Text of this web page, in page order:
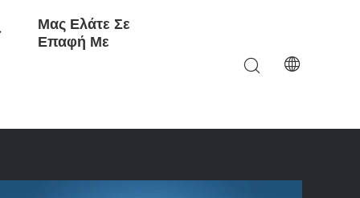
Μας Ελάτε Σε
Επαφή Με